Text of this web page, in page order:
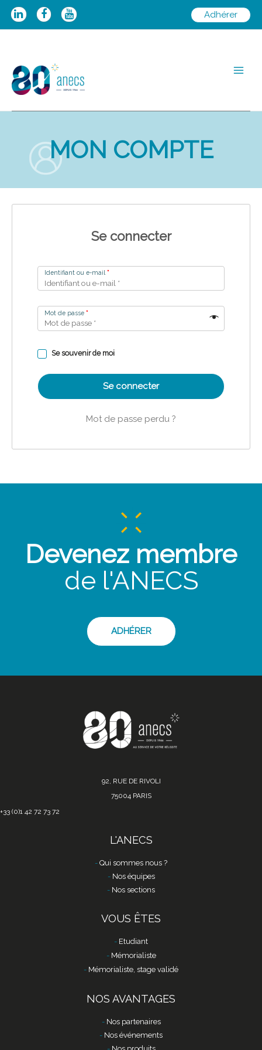
Aller
Adhérer
MON COMPTE
Se connecter
Identifiant ou e-mail *
Mot de passe *
Se souvenir de moi
Se connecter
Mot de passe perdu ?
Devenez membre
de l'ANECS
ADHÉRER
92, RUE DE RIVOLI
75004 PARIS
+33 (0)1 42 72 73 72
L'ANECS
Qui sommes nous ?
Nos équipes
Nos sections
VOUS ÊTES
Etudiant
Mémorialiste
Mémorialiste, stage validé
NOS AVANTAGES
Nos partenaires
Nos événements